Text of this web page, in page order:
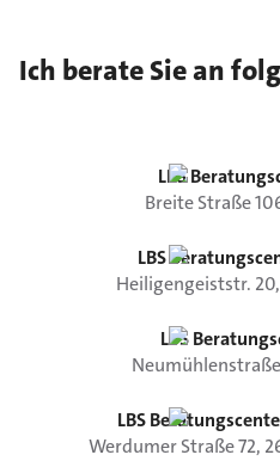
Ich berate Sie an
LBS
Breite Straße
LBS
Heiligengeiststr. 20,
LBS
Neumühlenstraße
LBS
Werdumer Straße72,